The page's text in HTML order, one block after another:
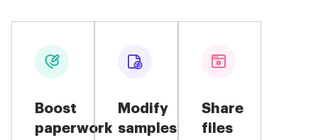
Boost
paperwork
Modify
samples
Share
files